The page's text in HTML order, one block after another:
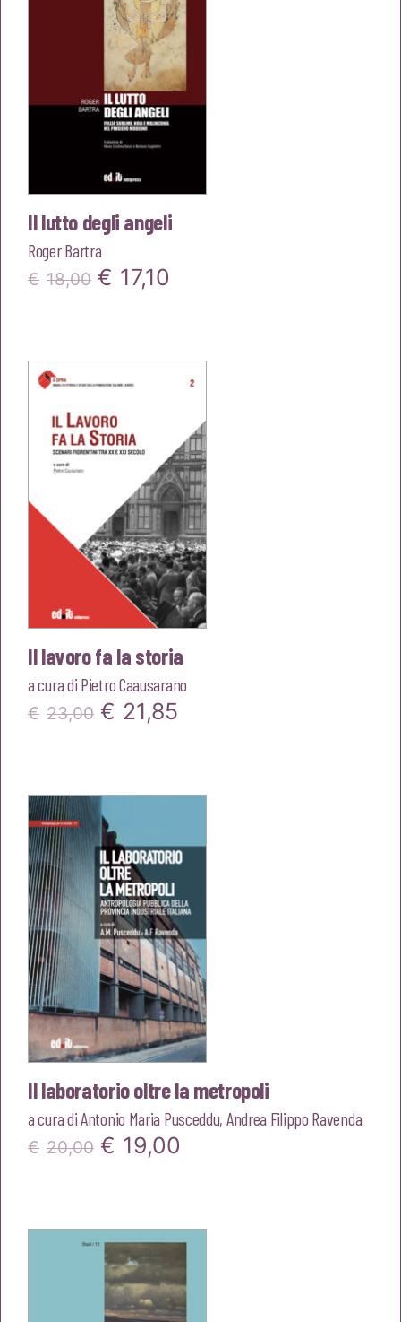
Il lutto degli angeli
Roger Bartra
€ 18,00 Il
era:
€18,00.
€ 17,10
Il lavoro fa la storia
a cura di Pietro Caausarano
€ 23,00 Il
era:
€23,00.
€ 21,85
€21,85.
Il laboratorio oltre la metropoli
a cura diAntonio Maria Pusceddu, Andrea Filippo Ravenda
€ 20,00 Il
era:
€20,00.
€ 19,00
è: